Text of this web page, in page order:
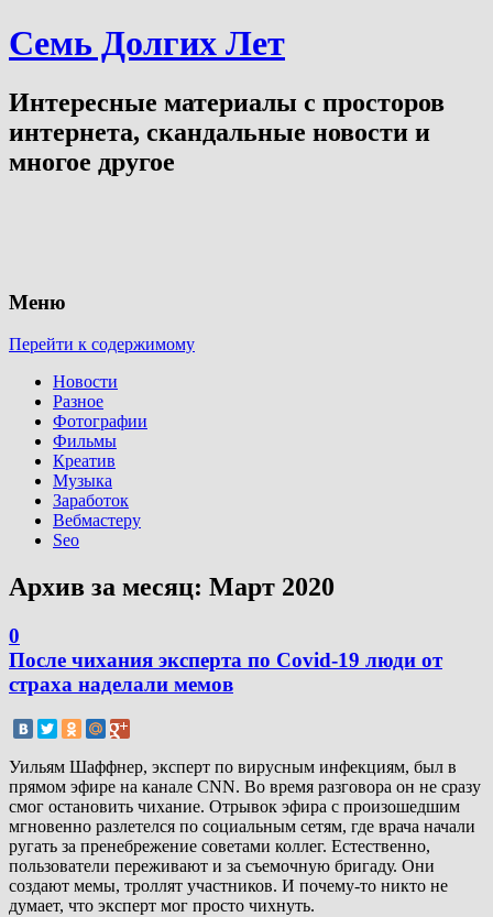
Семь Долгих Лет
Интересные материалы с просторов
интернета, скандальные новости и
многое другое
Меню
Перейти к содержимому
Новости
Разное
Фотографии
Фильмы
Креатив
Музыка
Заработок
Вебмастеру
Seo
Архив за месяц: Март 2020
0
После чихания эксперта по Covid-19 люди от
страха наделали мемов
Уильям Шаффнер, эксперт по вирусным инфекциям, был в
прямом эфире на канале CNN. Во время разговора он не сразу
смог остановить чихание. Отрывок эфира с произошедшим
мгновенно разлетелся по социальным сетям, где врача начали
ругать за пренебрежение советами коллег. Естественно,
пользователи переживают и за съемочную бригаду. Они
создают мемы, троллят участников. И почему-то никто не
думает, что эксперт мог просто чихнуть.